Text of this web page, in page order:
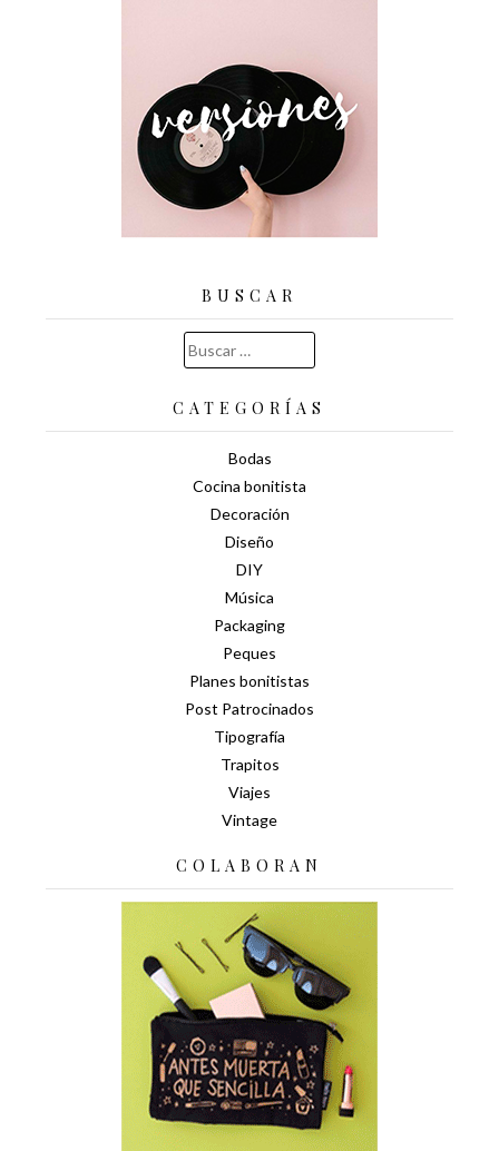
BUSCAR
Buscar:
CATEGORÍAS
Bodas
Cocina bonitista
Decoración
Diseño
DIY
Música
Packaging
Peques
Planes bonitistas
Post Patrocinados
Tipografía
Trapitos
Viajes
Vintage
COLABORAN